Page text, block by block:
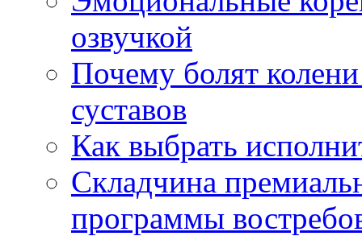
озвучкой
Почему болят
суставов
Как выбрать
Складчина
программы